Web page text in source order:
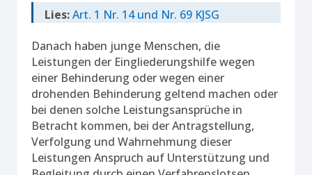
Lies:Art. 1 Nr. 14 und Nr. 69 KJSG
Danach haben junge Menschen, die
Leistungen der Eingliederungshilfe wegen
einer Behinderung oder wegen einer
drohenden Behinderung geltend machen oder
bei denen solche Leistungsansprüche in
Betracht kommen, bei der Antragstellung,
Verfolgung und Wahrnehmung dieser
Leistungen Anspruch auf Unterstützung und